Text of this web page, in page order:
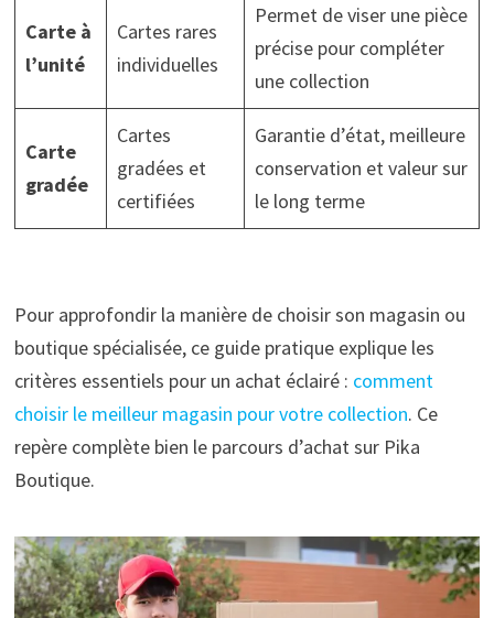
Carte à
l’unité
Cartes rares
individuelles
Permet de viser une pièce
précise pour compléter
une collection
Carte
gradée
Cartes
gradées et
certifiées
Garantie d’état, meilleure
conservation et valeur sur
le long terme
Pour approfondir la manière de choisir son magasin ou
boutique spécialisée, ce guide pratique explique les
critères essentiels pour un achat éclairé : comment
choisir le meilleur magasin pour votre collection. Ce
repère complète bien le parcours d’achat sur Pika
Boutique.